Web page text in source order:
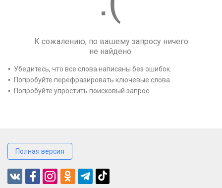
К сожалению, по вашему запросу ничего
не найдено.
Убедитесь, что все слова написаны без ошибок.
Попробуйте перефразировать ключевые слова.
Попробуйте упростить поисковый запрос.
Полная версия